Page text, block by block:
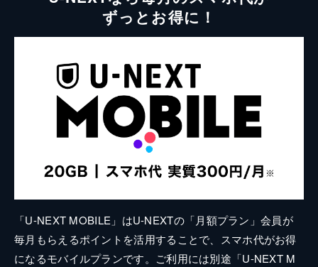
ずっとお得に！
「U-NEXT MOBILE」はU-NEXTの「月額プラン」会員が
毎月もらえるポイントを活用することで、スマホ代がお得
になるモバイルプランです。ご利用には別途「U-NEXT M